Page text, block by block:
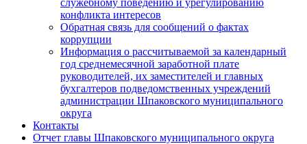
конфликта интересов
Обратная связь для сообщений о фактах
коррупции
Информация о рассчитываемой за календарный
год среднемесячной заработной плате
руководителей, их заместителей и главных
бухгалтеров подведомственных учреждений
администрации Шпаковского муниципального
округа
Контакты
Отчет главы Шпаковского муниципального округа